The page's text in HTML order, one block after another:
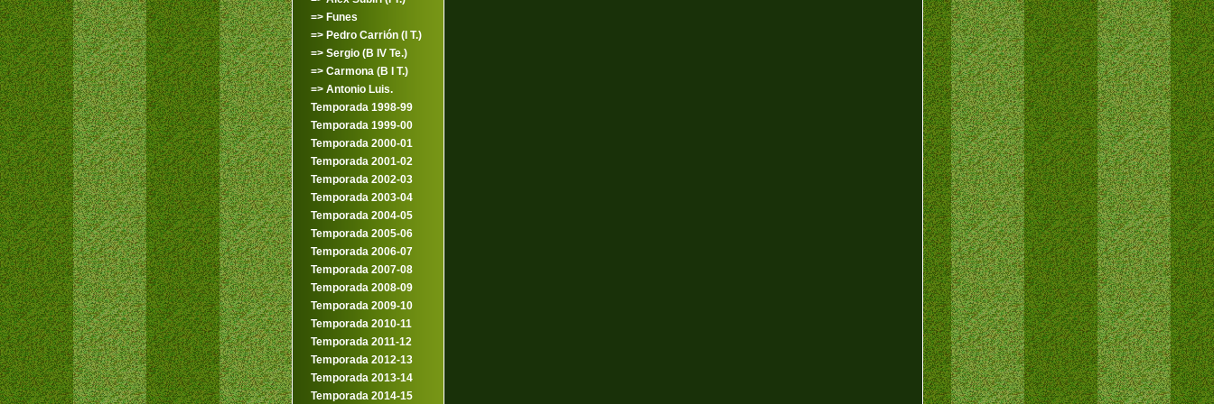
=> Funes
=> Pedro Carrión (I T.)
=> Sergio (B IV Te.)
=> Carmona (B I T.)
=> Antonio Luis.
Temporada 1998-99
Temporada 1999-00
Temporada 2000-01
Temporada 2001-02
Temporada 2002-03
Temporada 2003-04
Temporada 2004-05
Temporada 2005-06
Temporada 2006-07
Temporada 2007-08
Temporada 2008-09
Temporada 2009-10
Temporada 2010-11
Temporada 2011-12
Temporada 2012-13
Temporada 2013-14
Temporada 2014-15